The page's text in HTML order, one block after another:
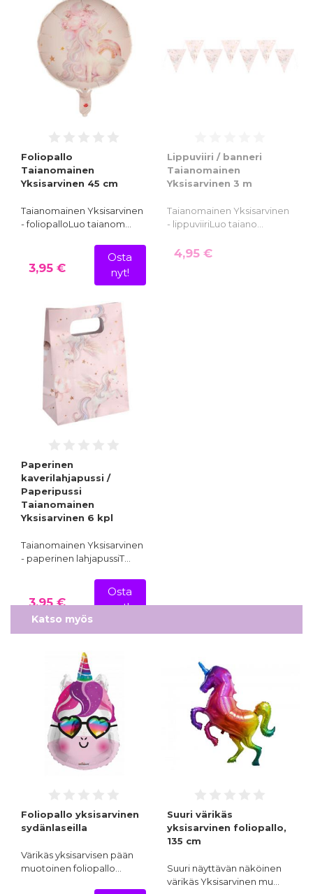
Foliopallo
Taianomainen
Yksisarvinen 45 cm
Taianomainen Yksisarvinen
- foliopalloLuo taianom…
3,95 €
Osta
nyt!
Lippuviiri / banneri
Taianomainen
Yksisarvinen 3 m
Taianomainen Yksisarvinen
- lippuviiriLuo taiano…
4,95 €
Paperinen
kaverilahjapussi /
Paperipussi
Taianomainen
Yksisarvinen 6 kpl
Taianomainen Yksisarvinen
- paperinen lahjapussiT…
3,95 €
Osta
nyt!
Katso myös
Foliopallo yksisarvinen
sydänlaseilla
Värikäs yksisarvisen pään
muotoinen foliopallo…
Suuri värikäs
yksisarvinen foliopallo,
135 cm
Suuri näyttävän näköinen
värikäs Yksisarvinen mu…